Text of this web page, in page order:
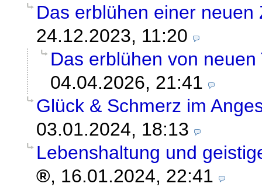
Das erblühen einer neuen
24.12.2023, 11:20
Das erblühen von neuen
04.04.2026, 21:41
Glück & Schmerz im
03.01.2024, 18:13
Lebenshaltung und
, 16.01.2024, 22:41